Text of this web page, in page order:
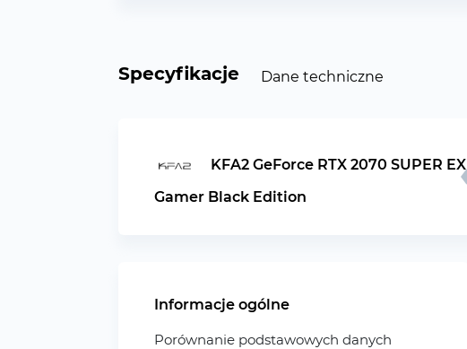
Specyfikacje Dane techniczne
KFA2 GeForce RTX 2070 SUPER EX
Gamer Black Edition
Informacje ogólne
Porównanie podstawowych danych